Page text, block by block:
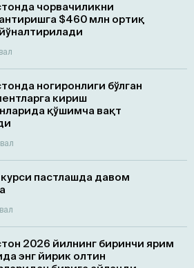
чорвачиликни
$460 млн ортиқ
ногиронлиги бўлган
кириш
қўшимча вақт
пастлашда давом
2026 йилнинг биринчи ярим
энг йирик олтин